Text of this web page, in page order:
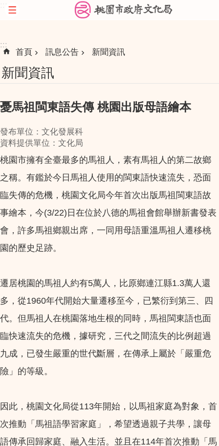
跳到主要內容區塊
:::
首頁 訊息公告 新聞資訊
新聞資訊
憂馬祖閩東語失傳 桃園出版母語繪本
發布單位：文化發展科
資料提供單位：文化局
桃園市擁有全臺最多的馬祖人，素有馬祖人的第二故鄉
之稱。有鑑於今日馬祖人使用的閩東語快速流失，恐面
臨失傳的危機，桃園文化局今年首次出版馬祖閩東語故
事繪本，今(3/22)日在位於八德的馬祖會館舉辦新書發表
會，許多馬祖鄉親出席，一同用母語重溫馬祖人遷移桃
園的歷史足跡。
遷居桃園的馬祖人約有5萬人，比原鄉連江縣1.3萬人還
多，從1960年代開始大量遷移至今，已繁衍到第三、四
代。但馬祖人在桃園落地生根的同時，馬祖閩東語也面
臨快速流失的危機，據研究，三代之間流失的比例超過
九成，已發生嚴重的世代斷層，在傳承上屬於「嚴重危
險」的等級。
因此，桃園文化局從113年開始，以馬祖家庭為對象，首
次推動「馬祖語學習家庭」，希望透過親子共學，讓母
語傳承回歸家庭、融入生活。並且在114年首次推動「馬